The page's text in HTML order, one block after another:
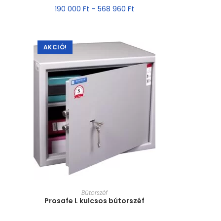
190 000 Ft – 568 960 Ft
AKCIÓ!
MÉRET VÁLASZTÁSA
Bútorszéf
Prosafe L kulcsos bútorszéf